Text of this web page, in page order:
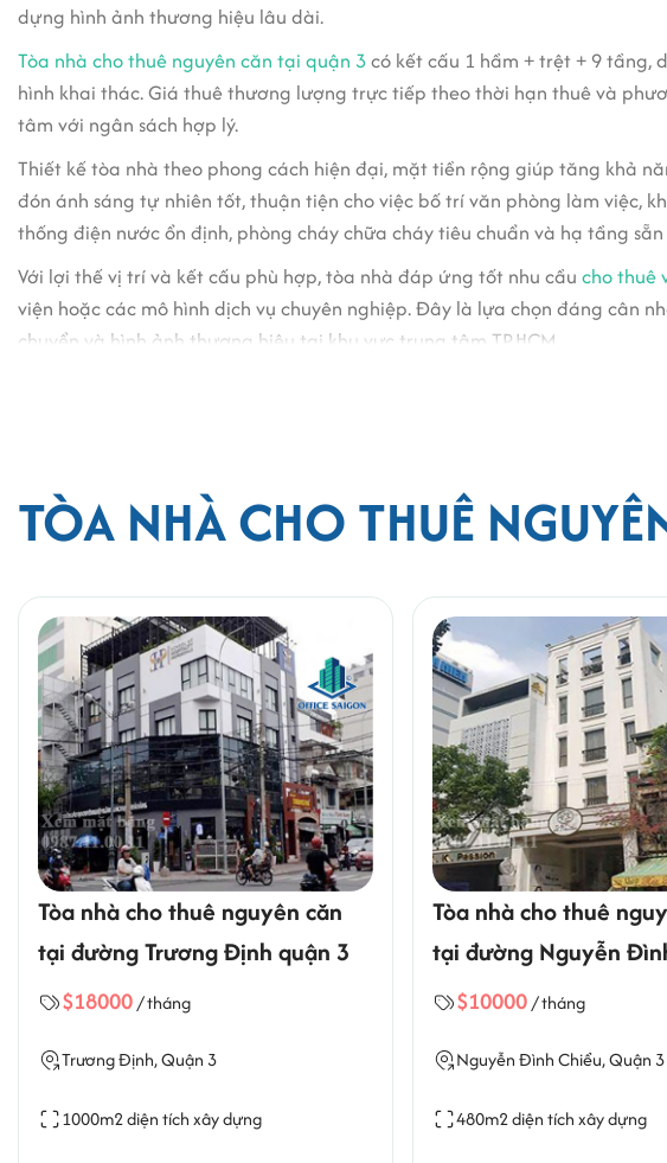
dựng hình ảnh thương hiệu lâu dài.
Tòa nhà cho thuê nguyên căn tại quận 3có kết cấu 1 hầm + trệt + 9 tầng,
hình khai thác. Giá thuê thương lượng trực tiếp theo thời hạn thuê và
tâm với ngân sách hợp lý.
Thiết kế tòa nhà theo phong cách hiện đại, mặt tiền rộng giúp tăng khả
đón ánh sáng tự nhiên tốt, thuận tiện cho việc bố trí văn phòng làm việc,
thống điện nước ổn định, phòng cháy chữa cháy tiêu chuẩn và hạ tầng
Với lợi thế vị trí và kết cấu phù hợp, tòa nhà đáp ứng tốt nhu cầu cho thuê
viện hoặc các mô hình dịch vụ chuyên nghiệp. Đây là lựa chọn đáng cân
chuyển và hình ảnh thương hiệu tại khu vực trung tâm TP.HCM.
Hotline: 0987.11.00.11 - 0938.339.086
Email:info@officesaigon.vn - Zalo: 0987110011
TÒA NHÀ CHO THUÊ
Tòa nhà cho thuê nguyên căn
tại đường Trương Định quận 3
$18000/ tháng
Trương Định, Quận 3
1000m2 diện tích xây dựng
Tòa nhà cho thuê
tại đường Nguyễn
quận 3
$10000/ tháng
Nguyễn Đình Chiểu, Quận 3
480m2 diện tích xây dựng